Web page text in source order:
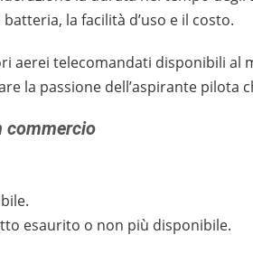
la facilità d’uso e il costo.
aerei telecomandati disponibili al
la passione dell’aspirante pilota
commercio
esaurito o non più disponibile.